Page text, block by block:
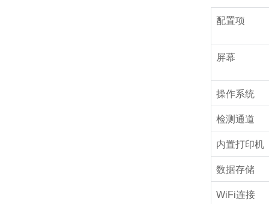
配置项
屏幕
操作系统
检测通道
内置打印机
数据存储
WiFi连接